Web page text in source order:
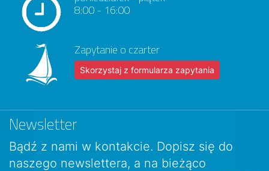
8:00 - 16:00
Zapytanie o czarter
Skorzystaj z formularza zapytania
Newsletter
Bądź z nami w kontakcie. Dopisz się do
naszego newslettera, a na bieżąco